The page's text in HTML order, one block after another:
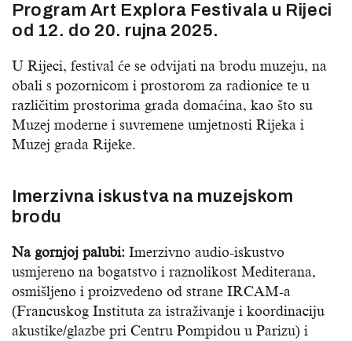
Program Art Explora Festivala u Rijeci
od 12. do 20. rujna 2025.
U Rijeci, festival će se odvijati na brodu muzeju, na
obali s pozornicom i prostorom za radionice te u
različitim prostorima grada domaćina, kao što su
Muzej moderne i suvremene umjetnosti Rijeka i
Muzej grada Rijeke.
Imerzivna iskustva na muzejskom
brodu
Na gornjoj palubi: Imerzivno audio-iskustvo
usmjereno na bogatstvo i raznolikost Mediterana,
osmišljeno i proizvedeno od strane IRCAM-a
(Francuskog Instituta za istraživanje i koordinaciju
akustike/glazbe pri Centru Pompidou u Parizu) i